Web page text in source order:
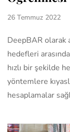
26 Temmuz 2022
DeepBAR olarak
hedefleri
hızlı bir şekilde
yöntemlere
hesaplamalar